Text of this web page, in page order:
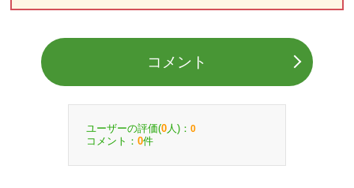
コメント
ユーザーの評価(0 人)： 0
コメント： 0件